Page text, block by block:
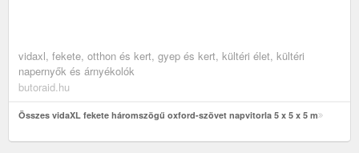
vidaxl, fekete, otthon és kert, gyep és kert, kültéri élet, kültéri
napernyők és árnyékolók
butoraid.hu
Összes vidaXL fekete háromszögű oxford-szövet napvitorla 5 x 5 x 5 m